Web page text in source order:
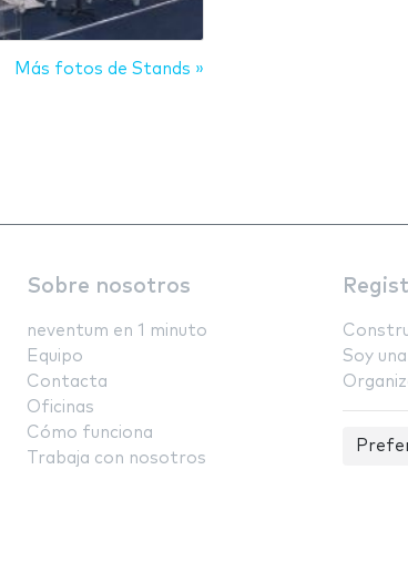
Más fotos de Stands »
Sobre nosotros
neventum en 1 minuto
Equipo
Contacta
Oficinas
Cómo funciona
Trabaja con nosotros
Soy